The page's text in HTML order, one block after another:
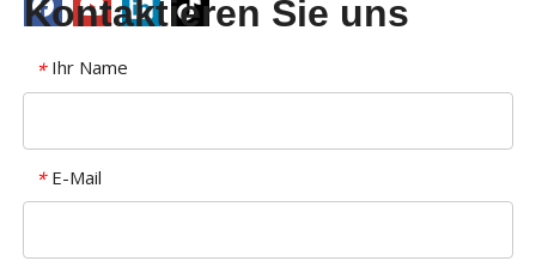
Kontaktieren Sie uns
* Ihr Name
* E-Mail